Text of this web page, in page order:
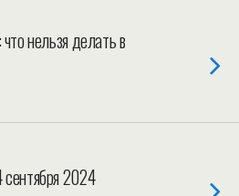
нельзя делать в
2024